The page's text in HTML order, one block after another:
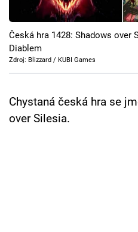
Cool Esport
Pořady
TV Program
Sledujte prima+
Česká hra 1428: Shadows
Diablem
Zdroj: Blizzard / KUBI Games
Chystaná česká hra se
over Silesia.